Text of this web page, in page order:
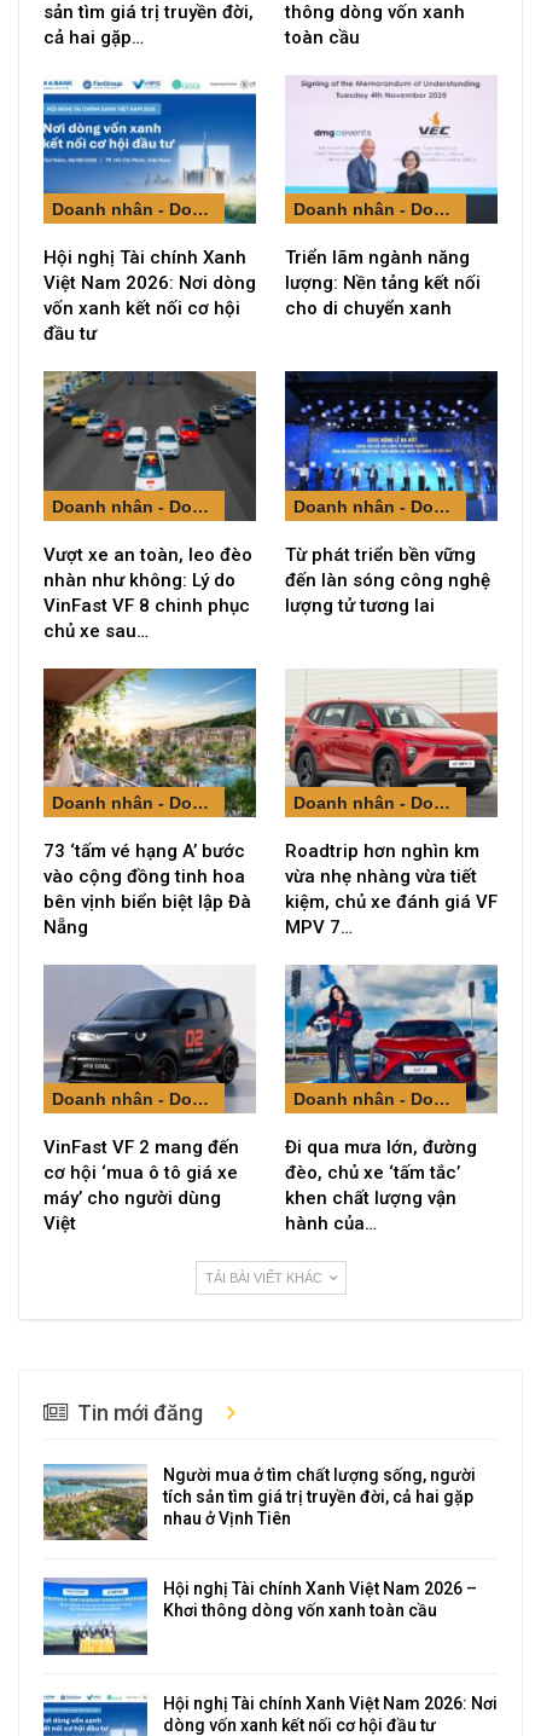
sản tìm giá trị truyền đời,
cả hai gặp…
thông dòng vốn xanh
toàn cầu
Doanh nhân - Doanh nghiệp
Hội nghị Tài chính Xanh
Việt Nam 2026: Nơi dòng
vốn xanh kết nối cơ hội
đầu tư
Doanh nhân - Doanh nghiệp
Triển lãm ngành năng
lượng: Nền tảng kết nối
cho di chuyển xanh
Doanh nhân - Doanh nghiệp
Vượt xe an toàn, leo đèo
nhàn như không: Lý do
VinFast VF 8 chinh phục
chủ xe sau…
Doanh nhân - Doanh nghiệp
Từ phát triển bền vững
đến làn sóng công nghệ
lượng tử tương lai
Doanh nhân - Doanh nghiệp
73 ‘tấm vé hạng A’ bước
vào cộng đồng tinh hoa
bên vịnh biển biệt lập Đà
Nẵng
Doanh nhân - Doanh nghiệp
Roadtrip hơn nghìn km
vừa nhẹ nhàng vừa tiết
kiệm, chủ xe đánh giá VF
MPV 7…
Doanh nhân - Doanh nghiệp
VinFast VF 2 mang đến
cơ hội ‘mua ô tô giá xe
máy’ cho người dùng
Việt
Doanh nhân - Doanh nghiệp
Đi qua mưa lớn, đường
đèo, chủ xe ‘tấm tắc’
khen chất lượng vận
hành của…
TẢI BÀI VIẾT KHÁC
Tin mới đăng
Người mua ở tìm chất lượng sống, người
tích sản tìm giá trị truyền đời, cả hai gặp
nhau ở Vịnh Tiên
Hội nghị Tài chính Xanh Việt Nam 2026 –
Khơi thông dòng vốn xanh toàn cầu
Hội nghị Tài chính Xanh Việt Nam 2026: Nơi
dòng vốn xanh kết nối cơ hội đầu tư